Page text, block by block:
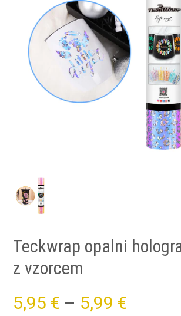
Teckwrap opalni
z vzorcem
5,95 € – 5,99 €